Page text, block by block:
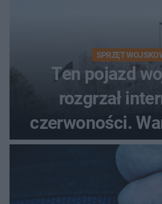
SPRZĘT
Ten pojazd
rozgrzał
czerwoności.
pytali, czy to